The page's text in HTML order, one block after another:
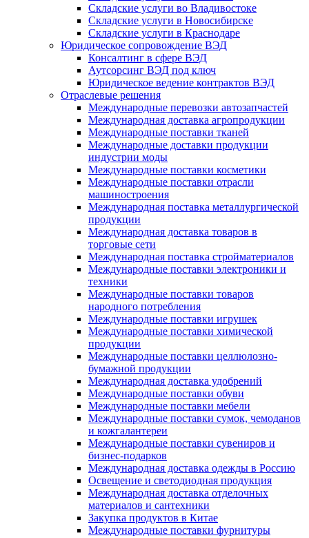
Складские услуги во Владивостоке
Складские услуги в Новосибирске
Складские услуги в Краснодаре
Юридическое сопровождение ВЭД
Консалтинг в сфере ВЭД
Аутсорсинг ВЭД под ключ
Юридическое ведение контрактов ВЭД
Отраслевые решения
Международные перевозки автозапчастей
Международная доставка агропродукции
Международные поставки тканей
Международные доставки продукции
индустрии моды
Международные поставки косметики
Международные поставки отрасли
машиностроения
Международная поставка металлургической
продукции
Международная доставка товаров в
торговые сети
Международная поставка стройматериалов
Международные поставки электроники и
техники
Международные поставки товаров
народного потребления
Международные поставки игрушек
Международные поставки химической
продукции
Международные поставки целлюлозно-
бумажной продукции
Международная доставка удобрений
Международные поставки обуви
Международные поставки мебели
Международные поставки сумок, чемоданов
и кожгалантереи
Международные поставки сувениров и
бизнес-подарков
Международная доставка одежды в Россию
Освещение и светодиодная продукция
Международная доставка отделочных
материалов и сантехники
Закупка продуктов в Китае
Международные поставки фурнитуры